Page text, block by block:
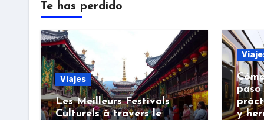
Te has perdido
Viajes
Les Meilleurs Festivals
Culturels à travers le
paso
y